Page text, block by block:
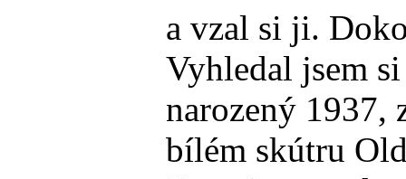
a vzal si ji.
Vyhledal jsem
narozený 1937,
bílém skútru